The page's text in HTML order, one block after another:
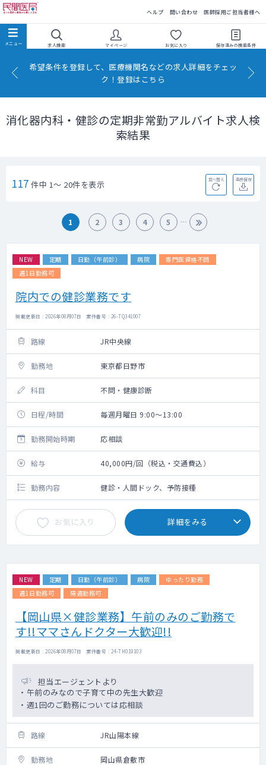
ヘルプ 問い合わせ 医師採用ご担当者様へ
求人検索 マイページ お気に入り 保存済みの検索条件
希望条件を登録して、医療機関名などの求人詳細をチェッ
ク！登録はこちら
消化器内科・健診の定期非常勤アルバイト求人検
索結果
117 件中 1～ 20件を表示 並べ替え 条件保存
1 2 3 4 5
NEW 定期 日勤（午前診） 病院
専門医資格不問
週1日勤務可
院内での健診業務です
掲載更新日 : 2026年08月07日 案件番号 : 26-TQ341007
路線 JR中央線
勤務地 東京都日野市
科目 不問・健康診断
日程/時間 毎週月曜日 9:00～13:00
勤務開始時期 応相談
給与 40,000円/回（税込・交通費込）
勤務内容 健診・人間ドック、予防接種
お気に入り 詳細をみる
NEW 定期 日勤（午前診） 病院
ゆったり勤務
週1日勤務可
隔週勤務可
【岡山県×健診業務】午前のみのご勤務で
す!!ママさんドクター大歓迎!!
掲載更新日 : 2026年08月07日 案件番号 : 24-TH019103
担当エージェントより
・午前のみなので子育て中の先生大歓迎
・週1回のご勤務については応相談
路線 JR山陽本線
勤務地 岡山県倉敷市